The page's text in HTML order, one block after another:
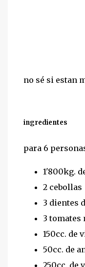
no sé si estan
ingredientes
para 6
1'800kg.
2 cebollas
3 dientes
3 tomates
150cc. de
50cc. de